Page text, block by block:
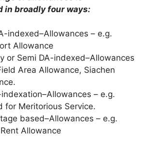
in broadly four ways:
indexed–Allowances – e.g.
Allowance
or Semi DA-indexed–Allowances
Area Allowance, Siachen
– e.g.
for Meritorious Service.
based–Allowances – e.g.
Allowance